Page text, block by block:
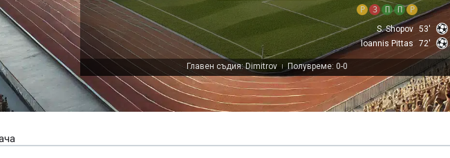
Р З П П
Р
S. Shopov 53'
Ioannis Pittas
72'
Главен съдия: Dimitrov | Полувреме: 0-0